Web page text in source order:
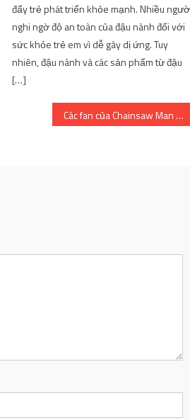
đẩy trẻ phát triển khỏe mạnh. Nhiều
nghi ngờ độ an toàn của đậu nành đối với
sức khỏe trẻ em vì dễ gây dị ứng. Tuy
nhiên, đậu nành và các sản phẩm từ đậu
[…]
Các fan của Chainsaw Man phàn nàn vì thiết kế anime Makima quá ‘phẳng’ so với nguyên tác manga!